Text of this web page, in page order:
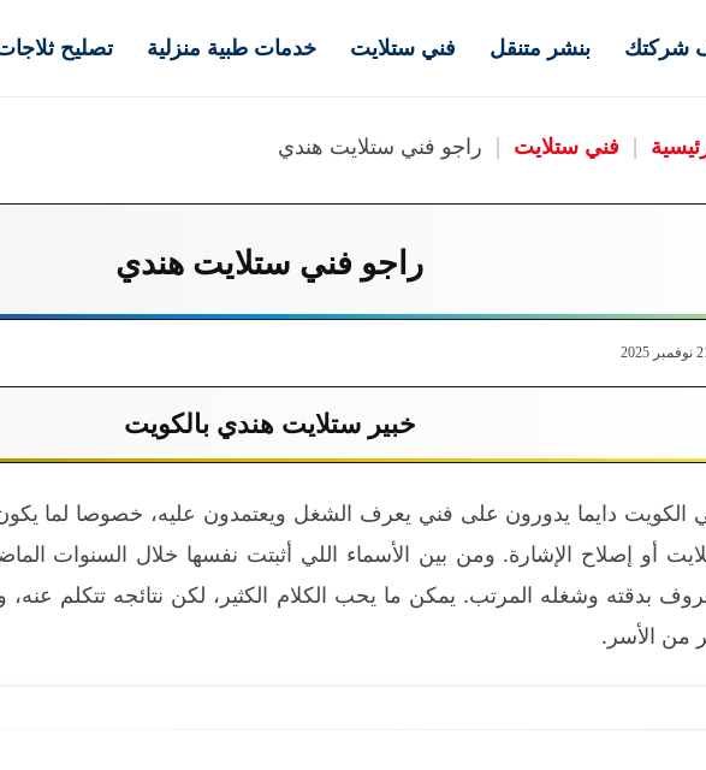
شركتك بنشر متنقل فني ستلايت خدمات طبية منزلية تصليح
| فني ستلايت | راجو فني ستلايت هندي
راجو فني ستلايت هندي
خبير ستلايت هندي بالكويت
الكويت دايما يدورون على فني يعرف الشغل ويعتمدون عليه، خصوصا لما
أو إصلاح الإشارة. ومن بين الأسماء اللي أثبتت نفسها خلال السنوات
بدقته وشغله المرتب. يمكن ما يحب الكلام الكثير، لكن نتائجه تتكلم
من الأسر.